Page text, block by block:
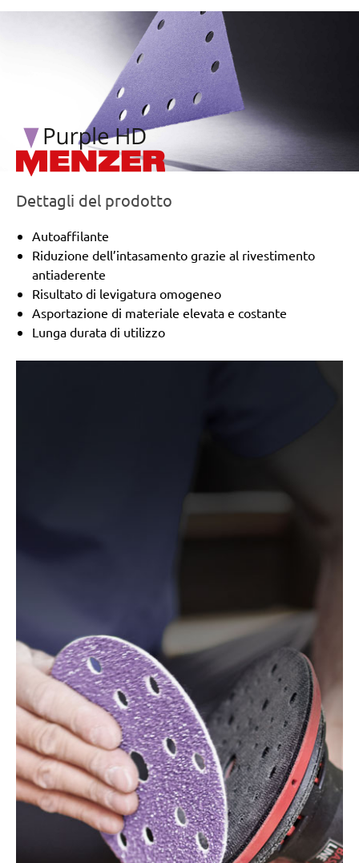
/marketing/parallax/menzer/parallax_logos/
Dettagli del prodotto
Autoaffilante
Riduzione dell’intasamento grazie al rivestimento
antiaderente
Risultato di levigatura omogeneo
Asportazione di materiale elevata e costante
Lunga durata di utilizzo